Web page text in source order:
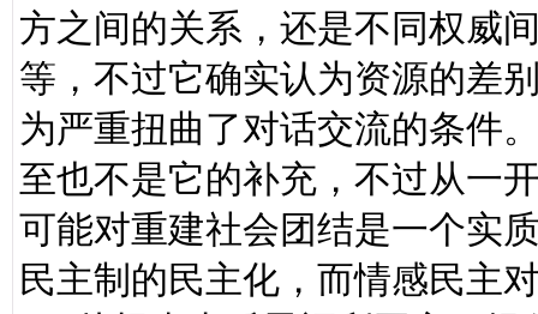
方之间的关系，还是不同权威
等，不过它确实认为资源的差
为严重扭曲了对话交流的条件
至也不是它的补充，不过从一
可能对重建社会团结是一个实
民主制的民主化，而情感民主